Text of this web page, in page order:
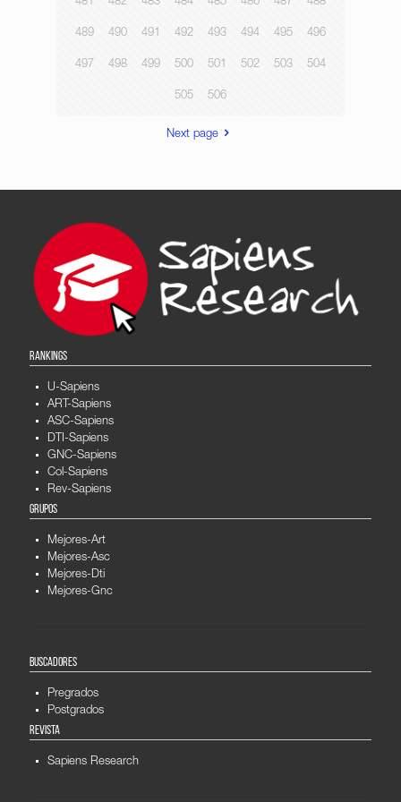
489 490 491 492 493 494 495 496
497 498 499 500 501 502 503 504
505 506
Next page
RANKINGS
U-Sapiens
ART-Sapiens
ASC-Sapiens
DTI-Sapiens
GNC-Sapiens
Col-Sapiens
Rev-Sapiens
GRUPOS
Mejores-Art
Mejores-Asc
Mejores-Dti
Mejores-Gnc
BUSCADORES
Pregrados
Postgrados
REVISTA
Sapiens Research